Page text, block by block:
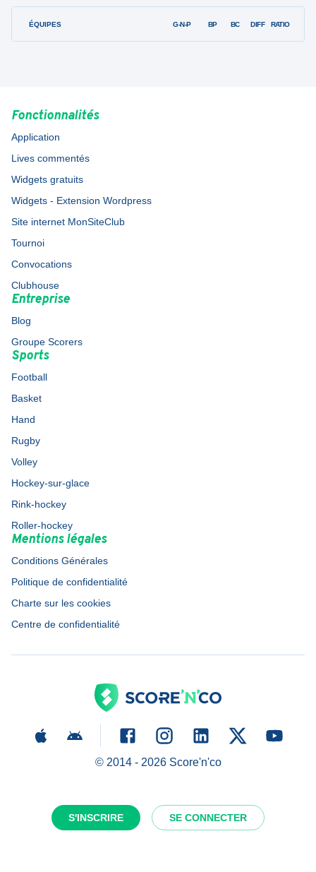
S'INSCRIRE SE CONNECTER
ÉQUIPES G-N-P BP BC DIFF RATIO
Fonctionnalités
Application
Lives commentés
Widgets gratuits
Widgets - Extension Wordpress
Site internet MonSiteClub
Tournoi
Convocations
Clubhouse
Entreprise
Blog
Groupe Scorers
Sports
Football
Basket
Hand
Rugby
Volley
Hockey-sur-glace
Rink-hockey
Roller-hockey
Mentions légales
Conditions Générales
Politique de confidentialité
Charte sur les cookies
Centre de confidentialité
© 2014 - 2026Score'n'co